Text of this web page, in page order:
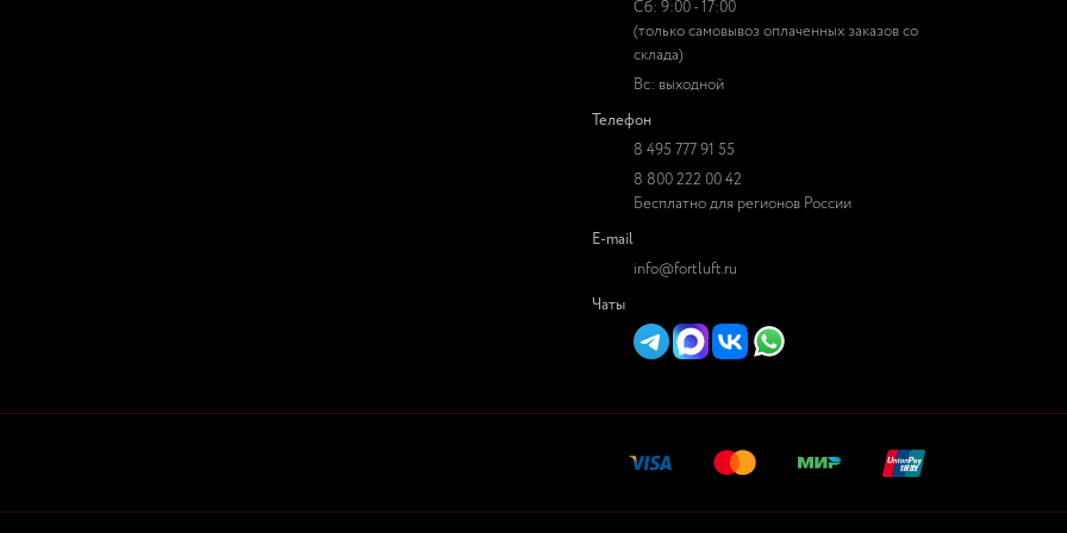
Сб: 9:00 - 17:00
(только самовывоз оплаченных заказов со
склада)
Вс: выходной
Телефон
8 495 777 91 55
8 800 222 00 42
Бесплатно для регионов России
E-mail
info@fortluft.ru
Чаты